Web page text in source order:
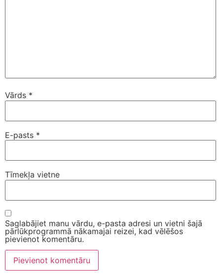
Vārds *
E-pasts *
Tīmekļa vietne
Saglabājiet manu vārdu, e-pasta adresi un vietni šajā
pārlūkprogrammā nākamajai reizei, kad vēlēšos
pievienot komentāru.